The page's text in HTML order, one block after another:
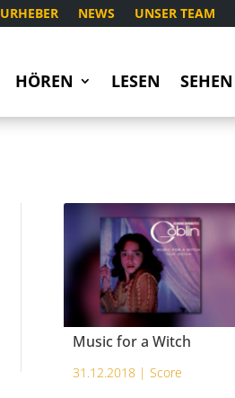
URHEBER NEWS UNSER TEAM
HÖREN LESEN SEHEN
Music for a Witch
31.12.2018 | Score